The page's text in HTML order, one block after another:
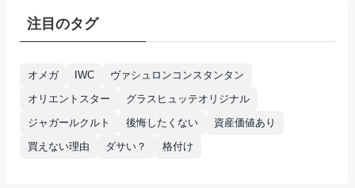
注目のタグ
オメガ IWC
ヴァシュロンコンスタンタン
オリエントスター
グラスヒュッテオリジナル
ジャガールクルト
後悔したくない
資産価値あり
買えない理由
ダサい？ 格付け